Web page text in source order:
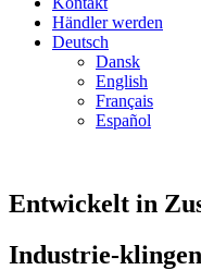
Händler werden
Deutsch
Dansk
English
Français
Español
Entwickelt in
Industrie-klingen